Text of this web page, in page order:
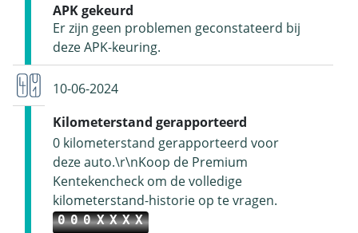
APK gekeurd
Er zijn geen problemen geconstateerd bij
deze APK-keuring.
10-06-2024
Kilometerstand gerapporteerd
0 kilometerstand gerapporteerd voor
deze auto.\r\nKoop de Premium
Kentekencheck om de volledige
kilometerstand-historie op te vragen.
000XXXX